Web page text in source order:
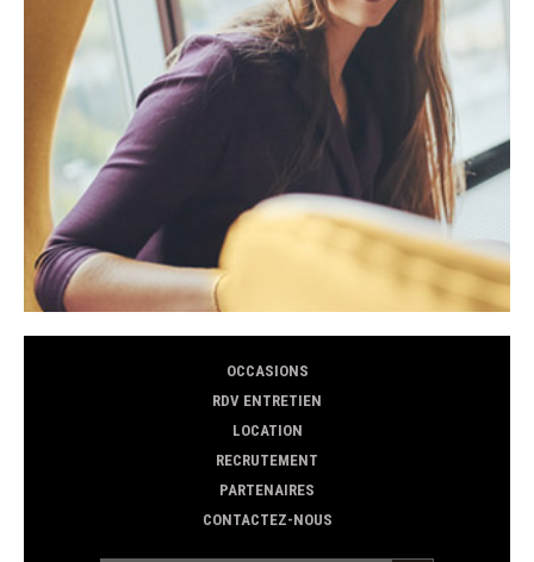
OCCASIONS
RDV ENTRETIEN
LOCATION
RECRUTEMENT
PARTENAIRES
CONTACTEZ-NOUS